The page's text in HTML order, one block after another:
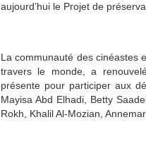
aujourd’hui le Projet de
La communauté des cinéastes
travers le monde, a
présente pour participer aux
Mayisa Abd Elhadi, Betty
Rokh, Khalil Al-Mozian,